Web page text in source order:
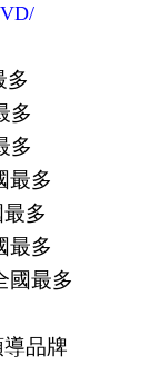
多
多
多
最多
多
最多
國最多
品牌